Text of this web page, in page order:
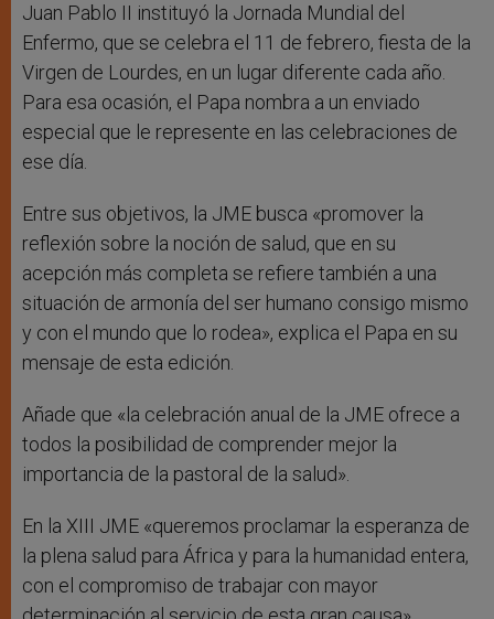
Juan Pablo II instituyó la Jornada Mundial del
Enfermo, que se celebra el 11 de febrero, fiesta de la
Virgen de Lourdes, en un lugar diferente cada año.
Para esa ocasión, el Papa nombra a un enviado
especial que le represente en las celebraciones de
ese día.
Entre sus objetivos, la JME busca «promover la
reflexión sobre la noción de salud, que en su
acepción más completa se refiere también a una
situación de armonía del ser humano consigo mismo
y con el mundo que lo rodea», explica el Papa en su
mensaje de esta edición.
Añade que «la celebración anual de la JME ofrece a
todos la posibilidad de comprender mejor la
importancia de la pastoral de la salud».
En la XIII JME «queremos proclamar la esperanza de
la plena salud para África y para la humanidad entera,
con el compromiso de trabajar con mayor